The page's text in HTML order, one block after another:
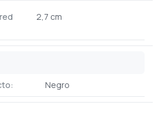
2,7 cm
Negro